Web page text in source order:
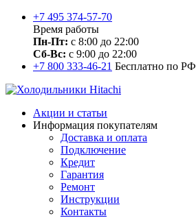
+7 495 374-57-70
Время работы
Пн-Пт: с 8:00 до 22:00
Сб-Вс: с 9:00 до 22:00
+7 800 333-46-21 Бесплатно по РФ
Акции и статьи
Информация покупателям
Доставка и оплата
Подключение
Кредит
Гарантия
Ремонт
Инструкции
Контакты